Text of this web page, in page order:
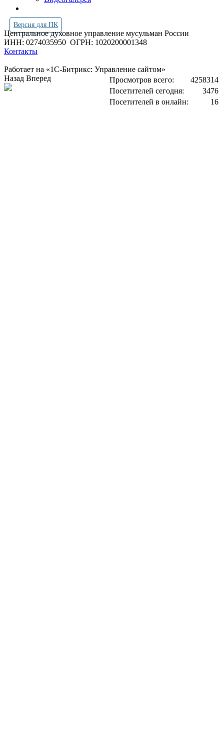
Версия для ПК
Центральное духовное управление мусульман России
ИНН: 0274035950 ОГРН: 1020200001348
Контакты
Работает на «1С-Битрикс: Управление сайтом»
Просмотров всего:
4258314
Посетителей сегодня:
3476
Посетителей в онлайн:
16
Назад Вперед